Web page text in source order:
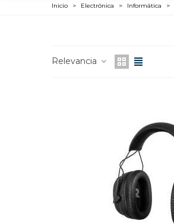
Inicio > Electrónica > Informática >
Relevancia